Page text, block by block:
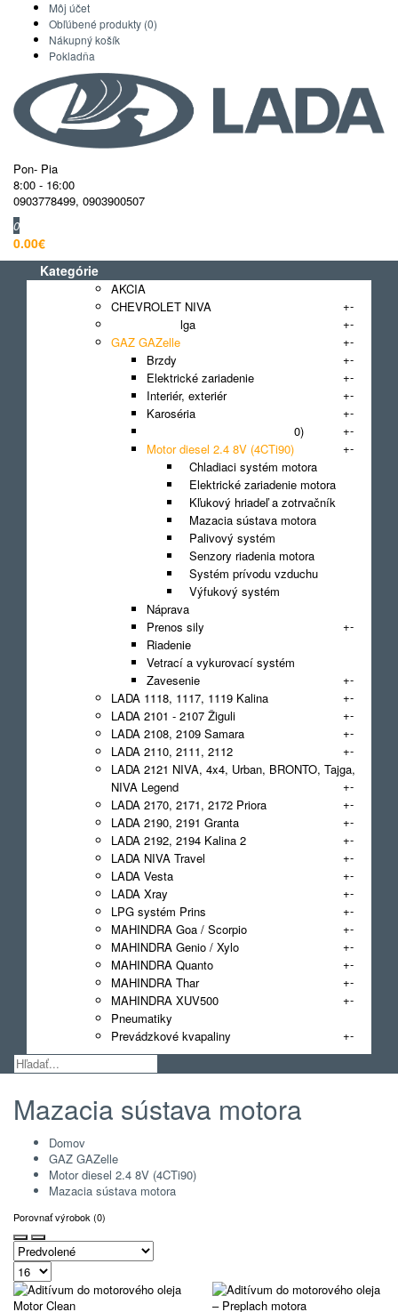
Môj účet
Obľúbené produkty (0)
Nákupný košík
Pokladňa
Pon- Pia
8:00 - 16:00
0903778499, 0903900507
0
0.00€
Kategórie
AKCIA
CHEVROLET NIVA
+-
GAZ 3110 Volga
+-
GAZ GAZelle
+-
Brzdy
+-
Elektrické zariadenie
+-
Interiér, exteriér
+-
Karoséria
+-
Motor diesel 2.1 8V (GAZ-560)
+-
Motor diesel 2.4 8V (4CTi90)
+-
Chladiaci systém motora
Elektrické zariadenie motora
Kľukový hriadeľ a zotrvačník
Mazacia sústava motora
Palivový systém
Senzory riadenia motora
Systém prívodu vzduchu
Výfukový systém
Náprava
Prenos sily
+-
Riadenie
Vetrací a vykurovací systém
Zavesenie
+-
LADA 1118, 1117, 1119 Kalina
+-
LADA 2101 - 2107 Žiguli
+-
LADA 2108, 2109 Samara
+-
LADA 2110, 2111, 2112
+-
LADA 2121 NIVA, 4x4, Urban, BRONTO, Tajga,
NIVA Legend
+-
LADA 2170, 2171, 2172 Priora
+-
LADA 2190, 2191 Granta
+-
LADA 2192, 2194 Kalina 2
+-
LADA NIVA Travel
+-
LADA Vesta
+-
LADA Xray
+-
LPG systém Prins
+-
MAHINDRA Goa / Scorpio
+-
MAHINDRA Genio / Xylo
+-
MAHINDRA Quanto
+-
MAHINDRA Thar
+-
MAHINDRA XUV500
+-
Pneumatiky
Prevádzkové kvapaliny
+-
Mazacia sústava motora
Domov
GAZ GAZelle
Motor diesel 2.4 8V (4CTi90)
Mazacia sústava motora
Porovnať výrobok (0)